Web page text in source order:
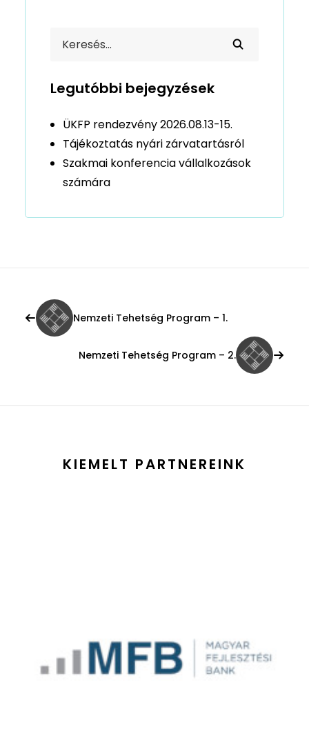
Legutóbbi bejegyzések
ÜKFP rendezvény 2026.08.13-15.
Tájékoztatás nyári zárvatartásról
Szakmai konferencia vállalkozások
számára
Nemzeti Tehetség Program – 1.
Nemzeti Tehetség Program – 2.
KIEMELT PARTNEREINK